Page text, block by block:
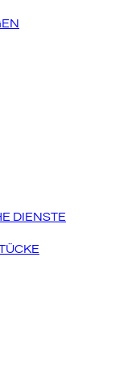
DIENSTE